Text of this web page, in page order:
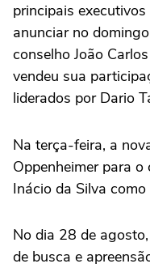
principais
anunciar no
conselho João
vendeu sua
liderados por Dario
Na terça-feira, a
Oppenheimer para o
Inácio da Silva
No dia 28 de
de busca e